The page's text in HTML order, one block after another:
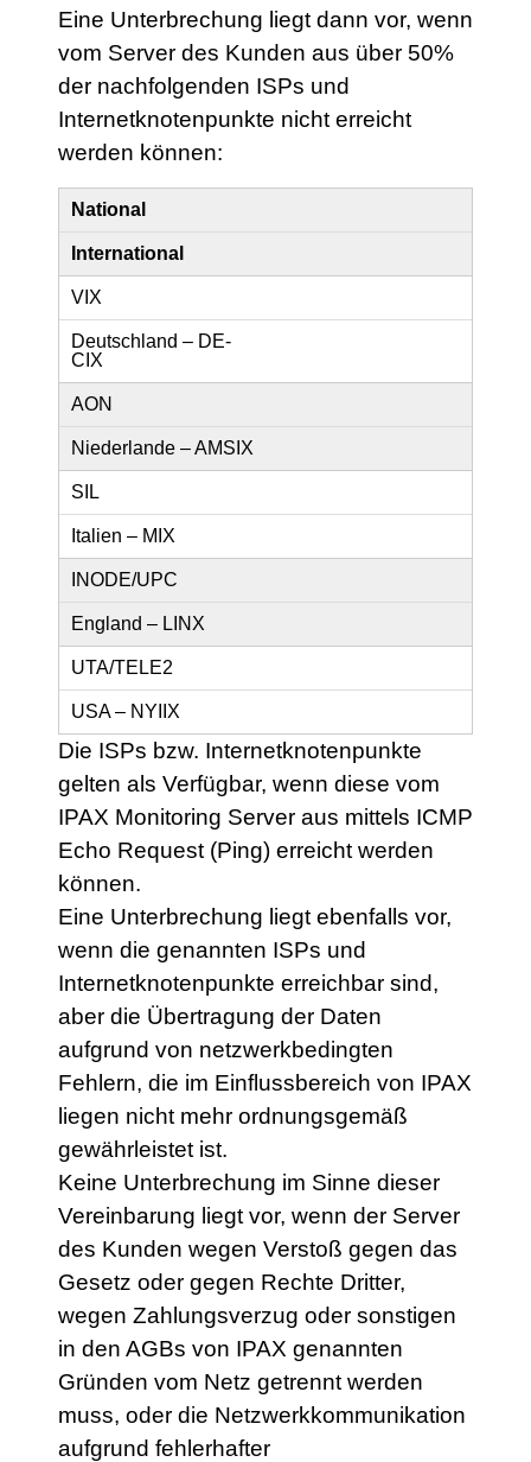
Eine Unterbrechung liegt dann vor, wenn
vom Server des Kunden aus über 50%
der nachfolgenden ISPs und
Internetknotenpunkte nicht erreicht
werden können:
National
International
VIX
Deutschland – DE-
CIX
AON
Niederlande – AMSIX
SIL
Italien – MIX
INODE/UPC
England – LINX
UTA/TELE2
USA – NYIIX
Die ISPs bzw. Internetknotenpunkte
gelten als Verfügbar, wenn diese vom
IPAX Monitoring Server aus mittels ICMP
Echo Request (Ping) erreicht werden
können.
Eine Unterbrechung liegt ebenfalls vor,
wenn die genannten ISPs und
Internetknotenpunkte erreichbar sind,
aber die Übertragung der Daten
aufgrund von netzwerkbedingten
Fehlern, die im Einflussbereich von IPAX
liegen nicht mehr ordnungsgemäß
gewährleistet ist.
Keine Unterbrechung im Sinne dieser
Vereinbarung liegt vor, wenn der Server
des Kunden wegen Verstoß gegen das
Gesetz oder gegen Rechte Dritter,
wegen Zahlungsverzug oder sonstigen
in den AGBs von IPAX genannten
Gründen vom Netz getrennt werden
muss, oder die Netzwerkkommunikation
aufgrund fehlerhafter